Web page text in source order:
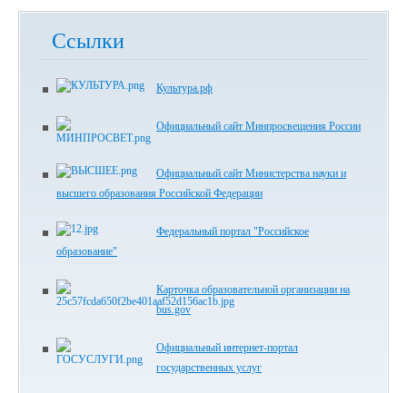
Ссылки
Культура.рф
Официальный сайт Минпросвещения России
Официальный сайт Министерства науки и
высшего образования Российской Федерации
Федеральный портал "Российское
образование"
Карточка образовательной организации на
bus.gov
Официальный интернет-портал
государственных услуг